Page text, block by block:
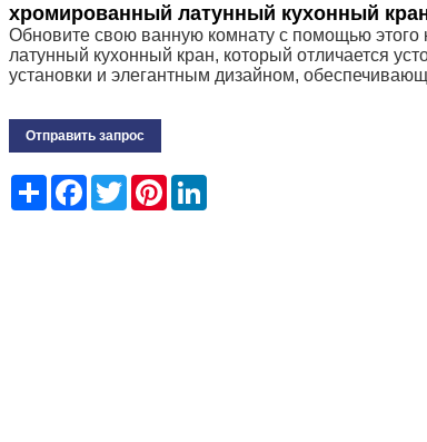
хромированный латунный кухонный
Обновите свою ванную комнату с помощью этого
латунный кухонный кран, который отличается
установки и элегантным дизайном,
Отправить запрос
ShareFacebook
TwitterPinterest